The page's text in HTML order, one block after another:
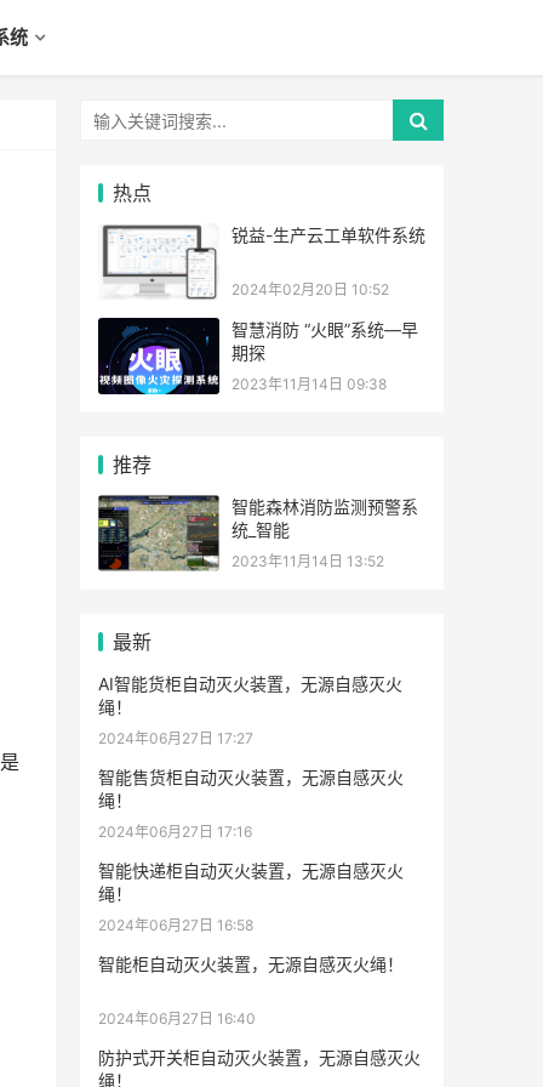
统
热点
锐益-生产云工单软件系统
2024年02月20日 10:52
智慧消防 “火眼”系统—早
期探
2023年11月14日 09:38
推荐
智能森林消防监测预警系
统_智能
2023年11月14日 13:52
最新
AI智能货柜自动灭火装置，无源自感灭火
绳！
2024年06月27日 17:27
智能售货柜自动灭火装置，无源自感灭火
绳！
2024年06月27日 17:16
智能快递柜自动灭火装置，无源自感灭火
绳！
2024年06月27日 16:58
智能柜自动灭火装置，无源自感灭火绳！
2024年06月27日 16:40
防护式开关柜自动灭火装置，无源自感灭火
绳！